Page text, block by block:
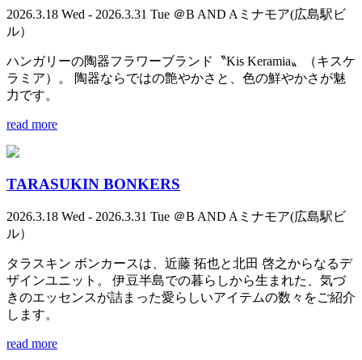
2026.3.18 Wed - 2026.3.31 Tue ＠B AND Aミナモア(広島駅ビ
ル）
ハンガリーの陶器フラワーブランド〝Kis Keramia〟（キスケ
ラミア）。 陶器ならではの艶やかさと、色の鮮やかさが魅
力です。
read more
TARASUKIN BONKERS
2026.3.18 Wed - 2026.3.31 Tue ＠B AND Aミナモア(広島駅ビ
ル）
タラスキン ボンカースは、近藤 拓也と北田 啓之からなるデ
ザインユニット。 伊豆半島での暮らしから生まれた、気づ
きのエッセンスが詰まった愛らしいアイテムの数々をご紹介
します。
read more